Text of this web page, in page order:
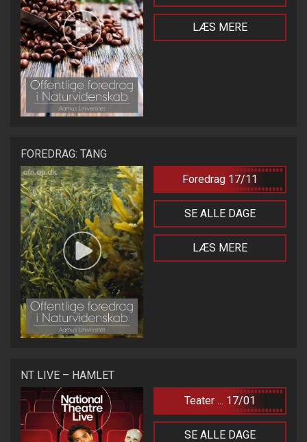
LÆS MERE
FOREDRAG: TANG
Foredrag 17/11
SE ALLE DAGE
LÆS MERE
NT LIVE – HAMLET
Teater ... 17/01
SE ALLE DAGE